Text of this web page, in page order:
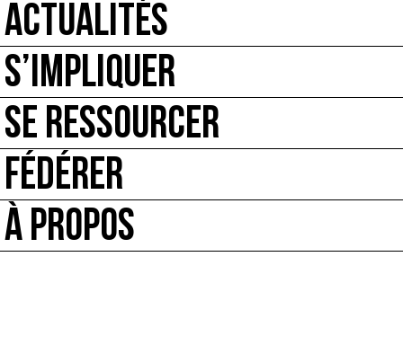
ACTUALITÉS
S’IMPLIQUER
SE RESSOURCER
FÉDÉRER
À PROPOS